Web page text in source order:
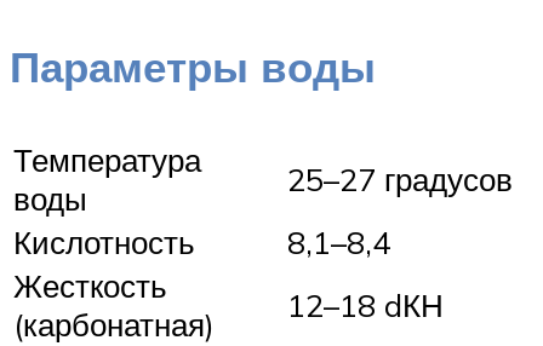
Параметры воды
Температура
воды
25–27 градусов
Кислотность
8,1–8,4
Жесткость
(карбонатная)
12–18 dКН